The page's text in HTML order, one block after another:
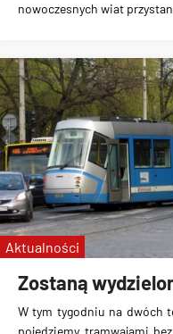
nowoczesnych wiat
Zostaną
W tym tygodniu na dwóch
Aktualności